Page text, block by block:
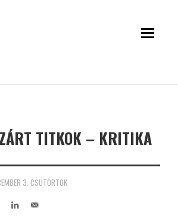
TITKOK – KRITIKA
3. CSÜTÖRTÖK